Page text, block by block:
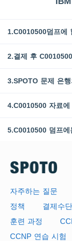
1.C0010500덤프에
2.결제 후
3.SPOTO 문제 은
5.C0010500 덤프
자주하는 질문
정책
결제수단
훈련 과정
CCNP 연습 시험